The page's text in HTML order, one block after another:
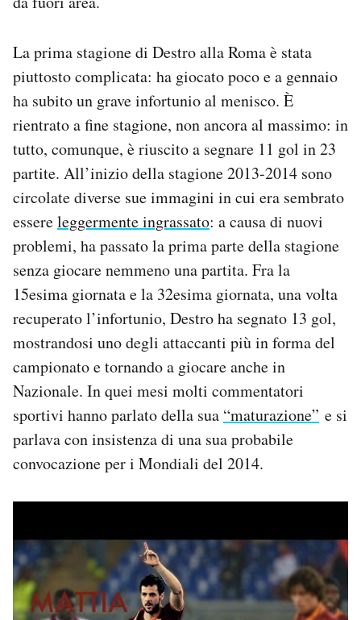
La prima stagione di Destro alla Roma è stata
piuttosto complicata: ha giocato poco e a gennaio
ha subito un grave infortunio al menisco. È
rientrato a fine stagione, non ancora al massimo: in
tutto, comunque, è riuscito a segnare 11 gol in 23
partite. All’inizio della stagione 2013-2014 sono
circolate diverse sue immagini in cui era sembrato
essereleggermente ingrassato: a causa di nuovi
problemi, ha passato la prima parte della stagione
senza giocare nemmeno una partita. Fra la
15esima giornata e la 32esima giornata, una volta
recuperato l’infortunio, Destro ha segnato 13 gol,
mostrandosi uno degli attaccanti più in forma del
campionato e tornando a giocare anche in
Nazionale. In quei mesi molti commentatori
sportivi hanno parlato della sua “maturazione” e si
parlava con insistenza di una sua probabile
convocazione per i Mondiali del 2014.